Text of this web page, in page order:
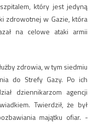
który jest jedyną
zdrowotnej w Gazie, która
na celowe ataki armii
zdrowia, w tym siedmiu
do Strefy Gazy. Po ich
dziennikarzom agencji
Twierdził, że był
majątku ofiar. -